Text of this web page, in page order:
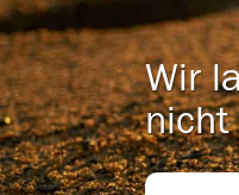
Wir
nicht